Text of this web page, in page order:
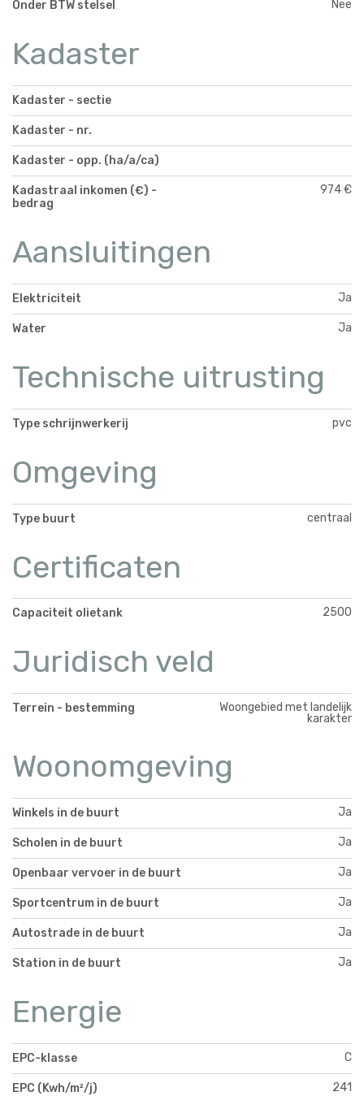
Onder BTW stelsel Nee
Kadaster
Kadaster - sectie
Kadaster - nr.
Kadaster - opp. (ha/a/ca)
Kadastraal inkomen (€) -
bedrag
974 €
Aansluitingen
Elektriciteit Ja
Water Ja
Technische uitrusting
Type schrijnwerkerij pvc
Omgeving
Type buurt centraal
Certificaten
Capaciteit olietank 2500
Juridisch veld
Terrein - bestemming
Woongebied met landelijk
karakter
Woonomgeving
Winkels in de buurt Ja
Scholen in de buurt Ja
Openbaar vervoer in de buurt Ja
Sportcentrum in de buurt Ja
Autostrade in de buurt Ja
Station in de buurt Ja
Energie
EPC-klasse C
EPC (Kwh/m²/j) 241